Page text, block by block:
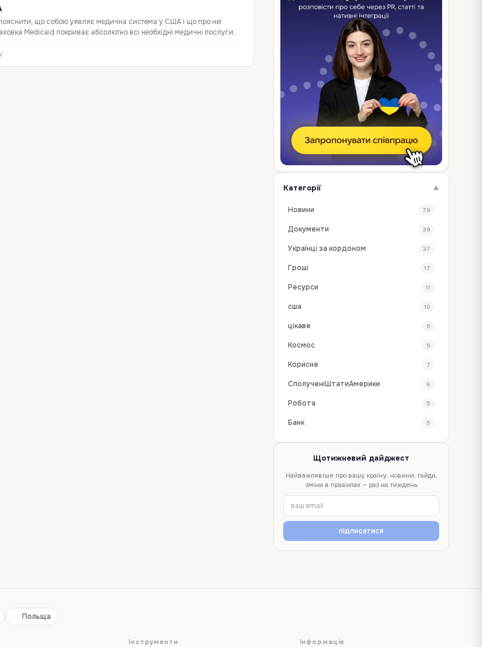
що собою уявляє медична система у США і що про неї
Medicaid покриває абсолютно всі необхідні медичні послуги,
Категорії ▼
Новини 79
Документи 39
Українці за кордоном 37
Гроші 17
Ресурси 11
сша 10
цікаве 9
Космос 9
Корисне 7
СполученіШтатиАмерики 6
Робота 5
Банк 5
Щотижневий дайджест
Найважливіше про вашу країну: новини, гайди,
зміни в правилах — раз на тиждень
підписатися
Польща
Інструменти Інформація